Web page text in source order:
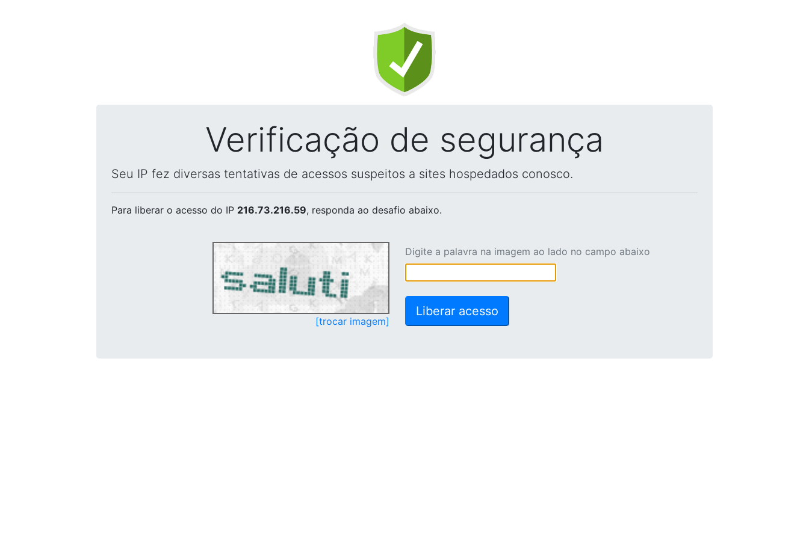
Verificação de segurança
Seu IP fez diversas tentativas de acessos suspeitos a sites hospedados conosco.
Para liberar o acesso do IP 216.73.216.59, responda ao desafio abaixo.
[trocar imagem]
Digite a palavra na imagem ao lado no campo abaixo